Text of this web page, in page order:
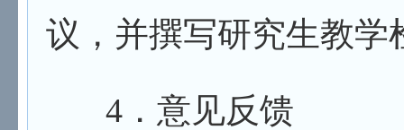
议，并撰写研究生教学
4 ．意见反馈